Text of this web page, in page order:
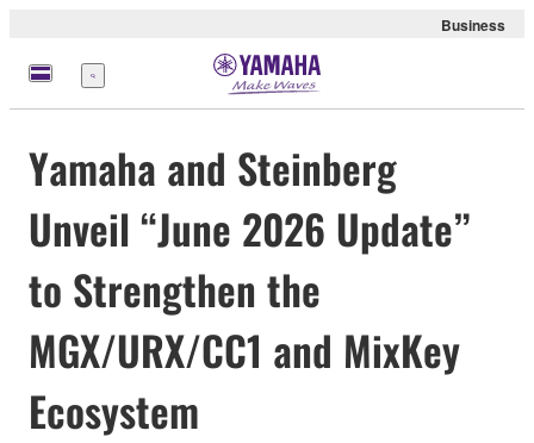
Business
Menü
Yamaha and Steinberg
Unveil “June 2026 Update”
to Strengthen the
MGX/URX/CC1 and MixKey
Ecosystem